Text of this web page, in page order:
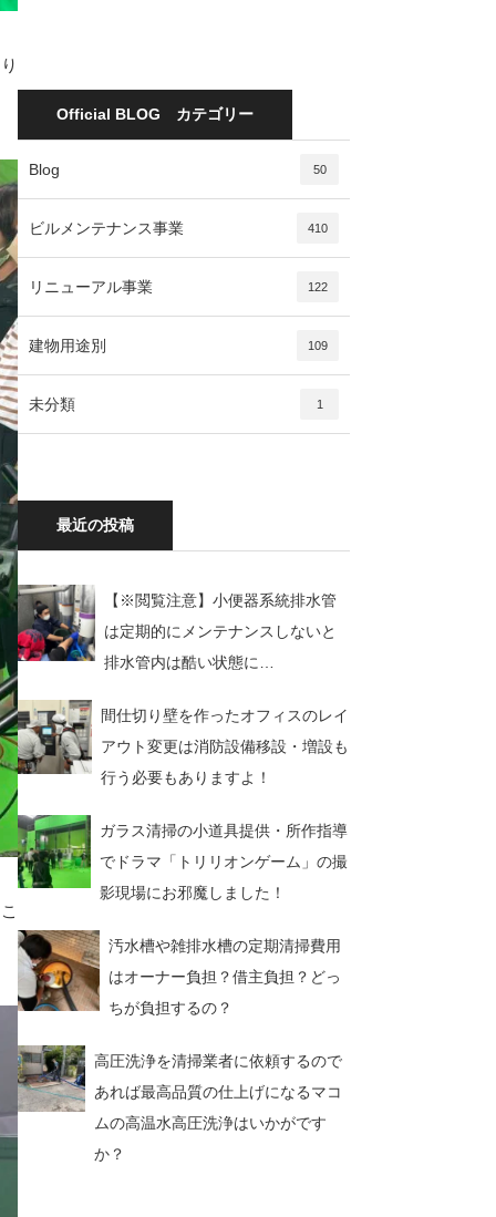
Official BLOG カテゴリー
Blog 50
ビルメンテナンス事業 410
リニューアル事業 122
建物用途別 109
未分類 1
最近の投稿
【※閲覧注意】小便器系統排水管
は定期的にメンテナンスしないと
排水管内は酷い状態に…
間仕切り壁を作ったオフィスのレイ
アウト変更は消防設備移設・増設も
行う必要もありますよ！
ガラス清掃の小道具提供・所作指導
でドラマ「トリリオンゲーム」の撮
影現場にお邪魔しました！
汚水槽や雑排水槽の定期清掃費用
はオーナー負担？借主負担？どっ
ちが負担するの？
高圧洗浄を清掃業者に依頼するので
あれば最高品質の仕上げになるマコ
ムの高温水高圧洗浄はいかがです
か？